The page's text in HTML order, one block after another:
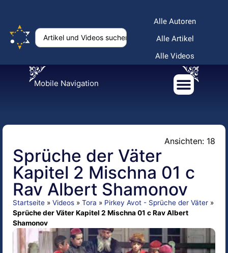
Alle Autoren
Alle Artikel
Alle Videos
Mobile Navigation
Ansichten: 18
Sprüche der Väter
Kapitel 2 Mischna 01 c
Rav Albert Shamonov
Startseite » Videos » Tora » Pirkey Avot - Sprüche der Väter »
Sprüche der Väter Kapitel 2 Mischna 01 c Rav Albert
Shamonov